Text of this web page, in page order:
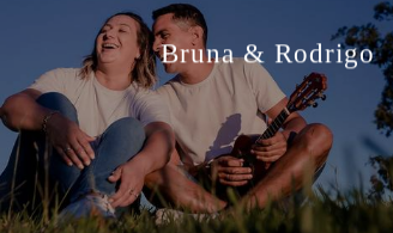
Bruna & Rodrigo